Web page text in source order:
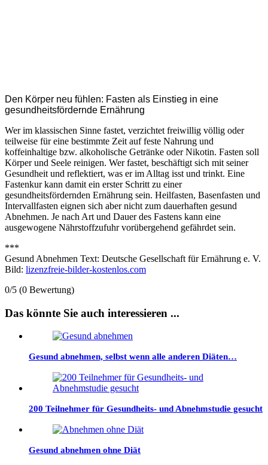
Den Körper neu fühlen: Fasten als Einstieg in eine
gesundheitsfördernde Ernährung
Wer im klassischen Sinne fastet, verzichtet freiwillig völlig oder
teilweise für eine bestimmte Zeit auf feste Nahrung und
koffeinhaltige bzw. alkoholische Getränke oder Nikotin. Fasten soll
Körper und Seele reinigen. Wer fastet, beschäftigt sich mit seiner
Gesundheit und reflektiert, was er im Alltag isst und trinkt. Eine
Fastenkur kann damit ein erster Schritt zu einer
gesundheitsfördernden Ernährung sein. Heilfasten, Basenfasten und
Intervallfasten eignen sich aber nicht zum dauerhaften gesund
Abnehmen. Je nach Art und Dauer des Fastens kann eine
ausgewogene Nährstoffzufuhr vorübergehend gefährdet sein.
***
Gesund Abnehmen Text: Deutsche Gesellschaft für Ernährung e. V.
Bild: lizenzfreie-bilder-kostenlos.com
0/5 (0 Bewertung)
Das könnte Sie auch interessieren ...
Gesund abnehmen, selbst wenn alle anderen Diäten…
200 Teilnehmer für Gesundheits- und Abnehmstudie gesucht
Gesund abnehmen ohne Diät